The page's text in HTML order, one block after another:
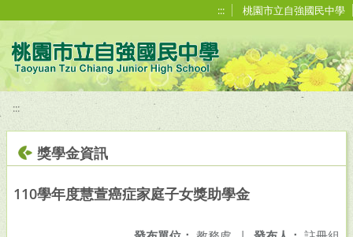
::: 桃園市立自強國民中學
:::
獎學金資訊
110學年度慧萱癌症家庭子女獎助學金